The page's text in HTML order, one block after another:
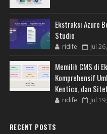
Ekstraksi Azure
Studio
ridife Jul
Memilih CMS di
Komprehensif
Kentico, dan
ridife Jul
RECENT POSTS